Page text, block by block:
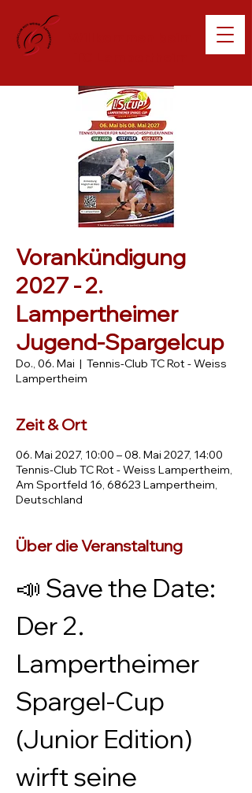
Vorankündigung
2027 - 2.
Lampertheimer
Jugend-Spargelcup
Do., 06. Mai
  |
Tennis-Club TC Rot - Weiss
Lampertheim
Zeit & Ort
06. Mai 2027, 10:00 – 08. Mai 2027, 14:00
Tennis-Club TC Rot - Weiss Lampertheim,
Am Sportfeld 16, 68623 Lampertheim,
Deutschland
Über die Veranstaltung
📣 Save the Date:
Der 2.
Lampertheimer
Spargel-Cup
(Junior Edition)
wirft seine